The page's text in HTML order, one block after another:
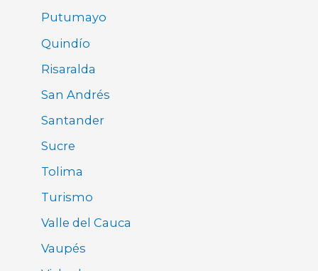
Putumayo
Quindío
Risaralda
San Andrés
Santander
Sucre
Tolima
Turismo
Valle del Cauca
Vaupés